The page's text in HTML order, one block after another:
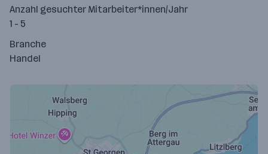
Anzahl gesuchter Mitarbeiter*innen/Jahr
1 - 5
Branche
Handel